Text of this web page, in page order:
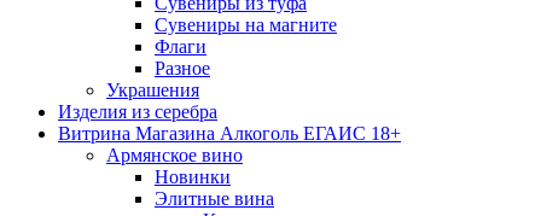
Сувениры на магните
Флаги
Разное
Украшения
Изделия из серебра
Витрина Магазина Алкоголь ЕГАИС 18+
Армянское вино
Новинки
Элитные вина